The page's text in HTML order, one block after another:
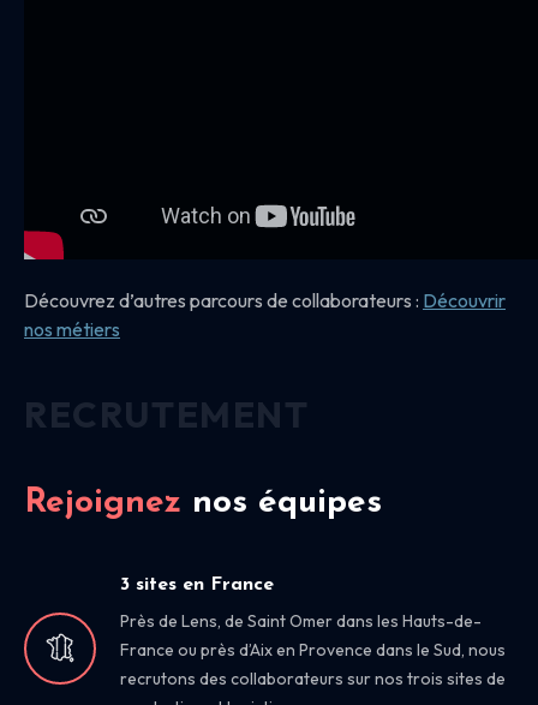
Découvrez d’autres parcours de collaborateurs : Découvrir
nos métiers
Rejoignez nos équipes
3 sites en France
Près de Lens, de Saint Omer dans les Hauts-de-
France ou près d’Aix en Provence dans le Sud, nous
recrutons des collaborateurs sur nos trois sites de
RECRUTEMENT